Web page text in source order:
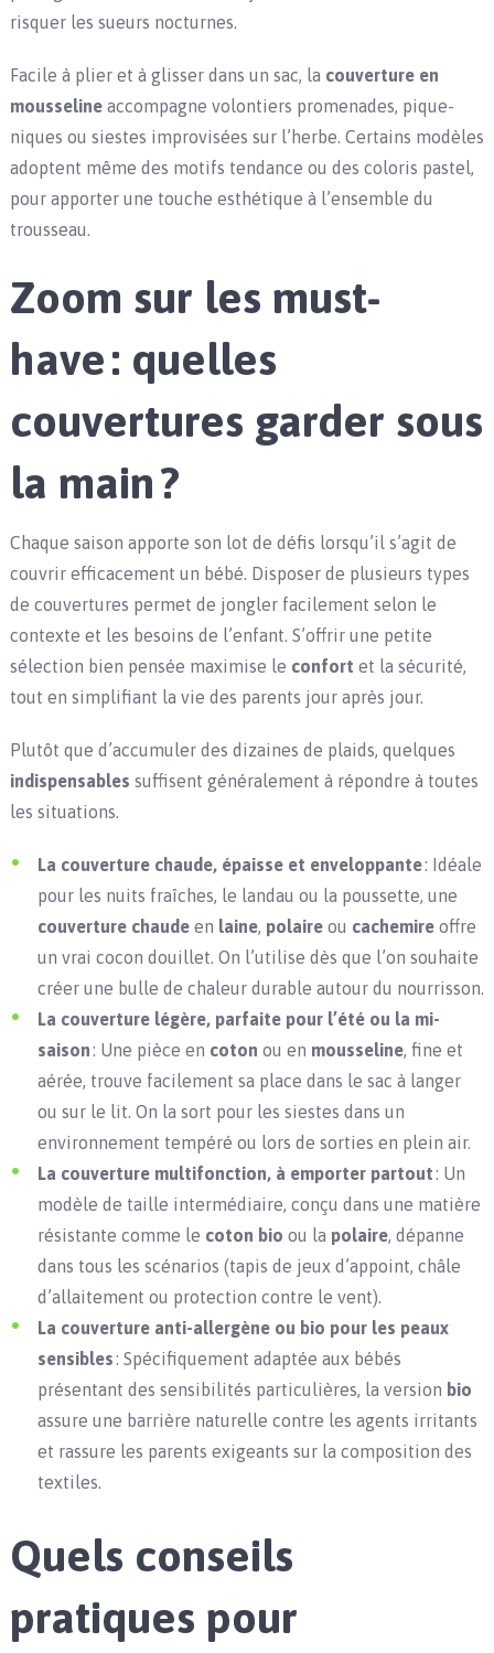
risquer les sueurs nocturnes.
Facile à plier et à glisser dans un sac, la couverture en
mousselineaccompagne volontiers promenades, pique-
niques ou siestes improvisées sur l’herbe. Certains modèles
adoptent même des motifs tendance ou des coloris pastel,
pour apporter une touche esthétique à l’ensemble du
trousseau.
Zoom sur les must-
have : quelles
couvertures garder sous
la main ?
Chaque saison apporte son lot de défis lorsqu’il s’agit de
couvrir efficacement un bébé. Disposer de plusieurs types
de couvertures permet de jongler facilement selon le
contexte et les besoins de l’enfant. S’offrir une petite
sélection bien pensée maximise le confort et la sécurité,
tout en simplifiant la vie des parents jour après jour.
Plutôt que d’accumuler des dizaines de plaids, quelques
indispensables suffisent généralement à répondre à toutes
les situations.
La couverture chaude, épaisse et enveloppante: Idéale
pour les nuits fraîches, le landau ou la poussette, une
couverture chaudeen laine, polaireou cachemireoffre
un vrai cocon douillet. On l’utilise dès que l’on souhaite
créer une bulle de chaleur durable autour du nourrisson.
La couverture légère, parfaite pour l’été ou la mi-
saison: Une pièce en coton ou en mousseline, fine et
aérée, trouve facilement sa place dans le sac à langer
ou sur le lit. On la sort pour les siestes dans un
environnement tempéré ou lors de sorties en plein air.
La couverture multifonction, à emporter partout: Un
modèle de taille intermédiaire, conçu dans une matière
résistante comme le coton bio ou la polaire, dépanne
dans tous les scénarios (tapis de jeux d’appoint, châle
d’allaitement ou protection contre le vent).
La couverture anti-allergène ou bio pour les peaux
sensibles: Spécifiquement adaptée aux bébés
présentant des sensibilités particulières, la version bio
assure une barrière naturelle contre les agents irritants
et rassure les parents exigeants sur la composition des
textiles.
Quels conseils
pratiques pour